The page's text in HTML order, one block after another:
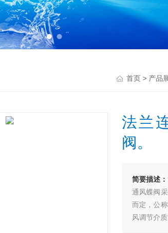
首页 > 产品
法兰
阀。
简要描述：
通风蝶阀
而定，公
风调节介